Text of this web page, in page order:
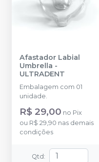
Afastador Labial
Umbrella -
ULTRADENT
Embalagem com 01
unidade.
R$ 29,00 no Pix
ou R$ 29,90 nas demais
condições
Qtd: